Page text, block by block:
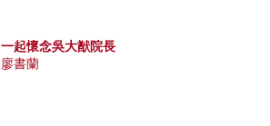
一起懷念吳大猷院長
廖書蘭